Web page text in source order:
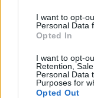
I want to opt-
Personal Data
Opted In
I want to opt-
Retention,
Personal Data
Purposes for
Opted Out